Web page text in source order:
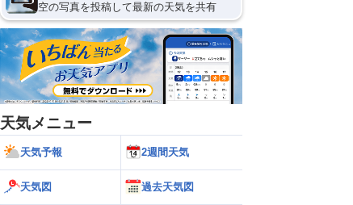
空の写真を投稿して最新の天気を共有
天気メニュー
天気予報 2週間天気
天気図 過去天気図